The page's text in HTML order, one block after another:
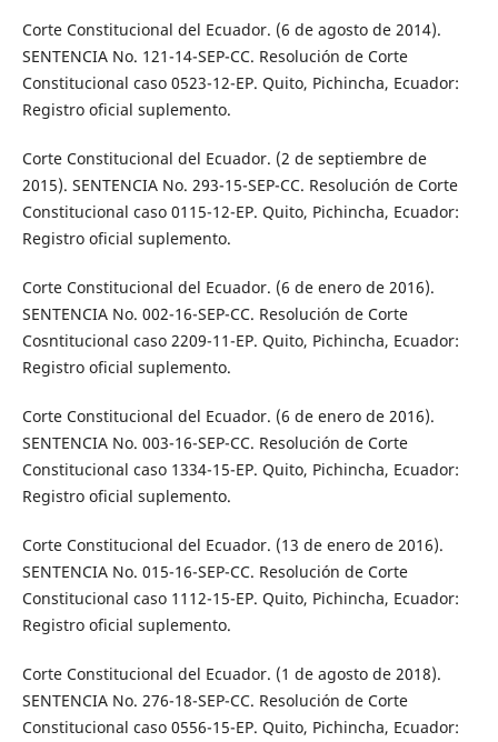
Corte Constitucional del Ecuador. (6 de agosto de 2014).
SENTENCIA No. 121-14-SEP-CC. Resolución de Corte
Constitucional caso 0523-12-EP. Quito, Pichincha, Ecuador:
Registro oficial suplemento.
Corte Constitucional del Ecuador. (2 de septiembre de
2015). SENTENCIA No. 293-15-SEP-CC. Resolución de Corte
Constitucional caso 0115-12-EP. Quito, Pichincha, Ecuador:
Registro oficial suplemento.
Corte Constitucional del Ecuador. (6 de enero de 2016).
SENTENCIA No. 002-16-SEP-CC. Resolución de Corte
Cosntitucional caso 2209-11-EP. Quito, Pichincha, Ecuador:
Registro oficial suplemento.
Corte Constitucional del Ecuador. (6 de enero de 2016).
SENTENCIA No. 003-16-SEP-CC. Resolución de Corte
Constitucional caso 1334-15-EP. Quito, Pichincha, Ecuador:
Registro oficial suplemento.
Corte Constitucional del Ecuador. (13 de enero de 2016).
SENTENCIA No. 015-16-SEP-CC. Resolución de Corte
Constitucional caso 1112-15-EP. Quito, Pichincha, Ecuador:
Registro oficial suplemento.
Corte Constitucional del Ecuador. (1 de agosto de 2018).
SENTENCIA No. 276-18-SEP-CC. Resolución de Corte
Constitucional caso 0556-15-EP. Quito, Pichincha, Ecuador: